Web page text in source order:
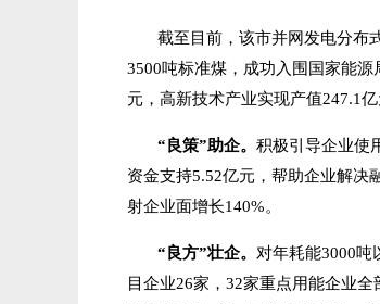
截至目前，该市并网发电分布
3500吨标准煤，成功入围国家能
元，高新技术产业实现产值247.1亿
“良策”助企。积极引导企业使
资金支持5.52亿元，帮助企业解决
射企业面增长140%。
“良方”壮企。 对年耗能3000吨
目企业26家，32家重点用能企业